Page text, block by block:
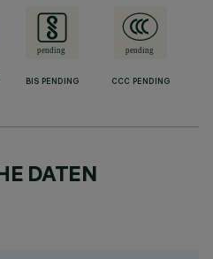
BIS PENDING CCC PENDING
DATEN